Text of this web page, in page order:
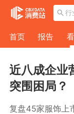
首页 报告
近八成企业
突围困局？
复盘45家服饰上